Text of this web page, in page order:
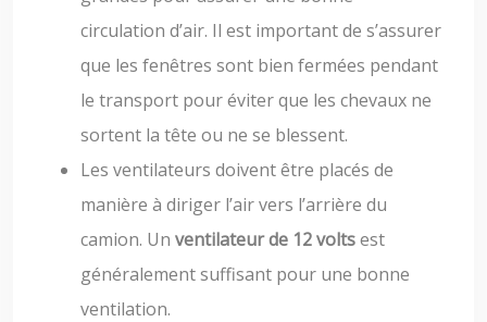
circulation d’air. Il est important de s’assurer
que les fenêtres sont bien fermées pendant
le transport pour éviter que les chevaux ne
sortent la tête ou ne se blessent.
Les ventilateurs doivent être placés de
manière à diriger l’air vers l’arrière du
camion. Un ventilateur de 12 voltsest
généralement suffisant pour une bonne
ventilation.